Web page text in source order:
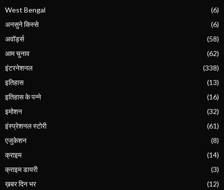
West Bengal
(6)
अनसुने किस्से
(6)
अवॉर्ड्स
(58)
आम चुनाव
(62)
इंटरनेशनल
(338)
इतिहास
(13)
इतिहास के पन्ने
(16)
इमोशन
(32)
इंस्प्रेशनल स्टोरी
(61)
एजुकेशन
(8)
क्राइम
(14)
क्राइम डायरी
(3)
ख़बर दिन भर
(12)